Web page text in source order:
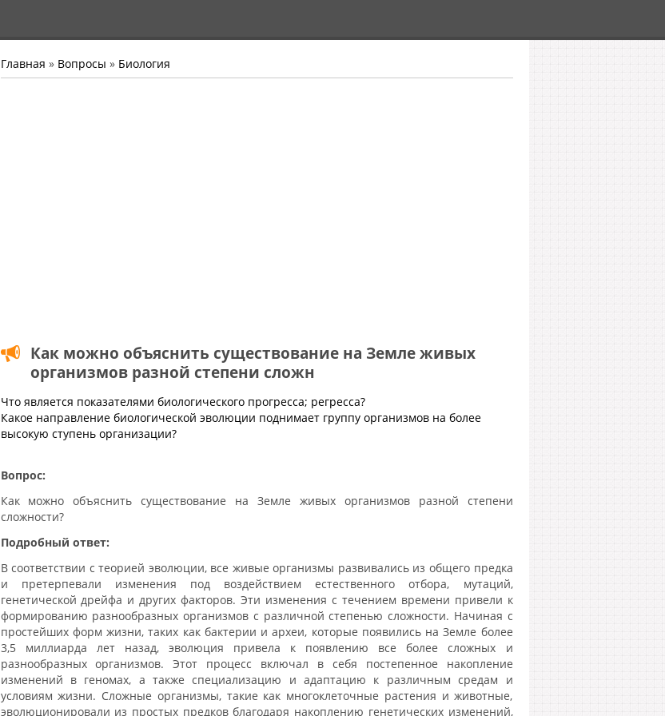
Главная » Вопросы » Биология
Как можно объяснить существование на Земле живых
организмов разной степени сложн
Что является показателями биологического прогресса; регресса?
Какое направление биологической эволюции поднимает группу организмов на более
высокую ступень организации?
Вопрос:
Как можно объяснить существование на Земле живых организмов разной степени
сложности?
Подробный ответ:
В соответствии с теорией эволюции, все живые организмы развивались из общего предка
и претерпевали изменения под воздействием естественного отбора, мутаций,
генетической дрейфа и других факторов. Эти изменения с течением времени привели к
формированию разнообразных организмов с различной степенью сложности. Начиная с
простейших форм жизни, таких как бактерии и археи, которые появились на Земле более
3,5 миллиарда лет назад, эволюция привела к появлению все более сложных и
разнообразных организмов. Этот процесс включал в себя постепенное накопление
изменений в геномах, а также специализацию и адаптацию к различным средам и
условиям жизни. Сложные организмы, такие как многоклеточные растения и животные,
эволюционировали из простых предков благодаря накоплению генетических изменений,